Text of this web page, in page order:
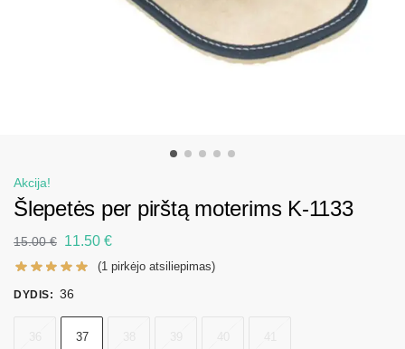
Akcija!
Šlepetės per pirštą moterims K-1133
15.00€ 11.50 €
(1 pirkėjo atsiliepimas)
DYDIS: 36
37